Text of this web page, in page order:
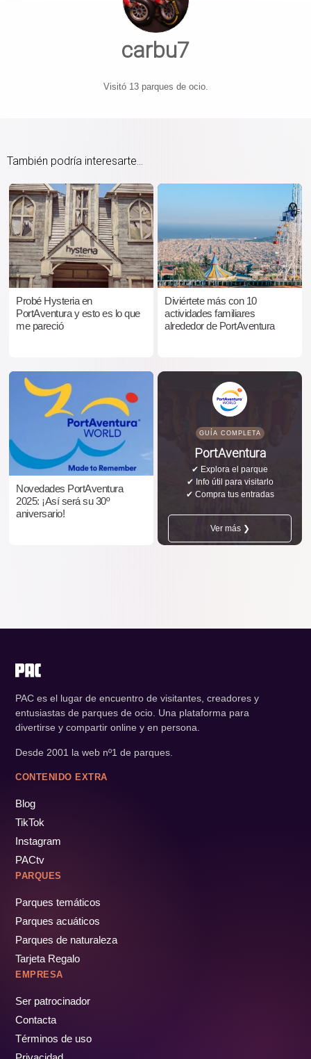
carbu7
Visitó 13 parques de ocio.
También podría interesarte...
Probé Hysteria en
PortAventura y esto es lo que
me pareció
Diviértete más con 10
actividades familiares
alrededor de PortAventura
Novedades PortAventura
2025: ¡Así será su 30º
aniversario!
GUÍA COMPLETA
PortAventura
✔ Explora el parque
✔ Info útil para visitarlo
✔ Compra tus entradas
Ver más ❯
PAC es el lugar de encuentro de visitantes, creadores y
entusiastas de parques de ocio. Una plataforma para
divertirse y compartir online y en persona.
Desde 2001 la web nº1 de parques.
CONTENIDO EXTRA
Blog
TikTok
Instagram
PACtv
PARQUES
Parques temáticos
Parques acuáticos
Parques de naturaleza
Tarjeta Regalo
EMPRESA
Ser patrocinador
Contacta
Términos de uso